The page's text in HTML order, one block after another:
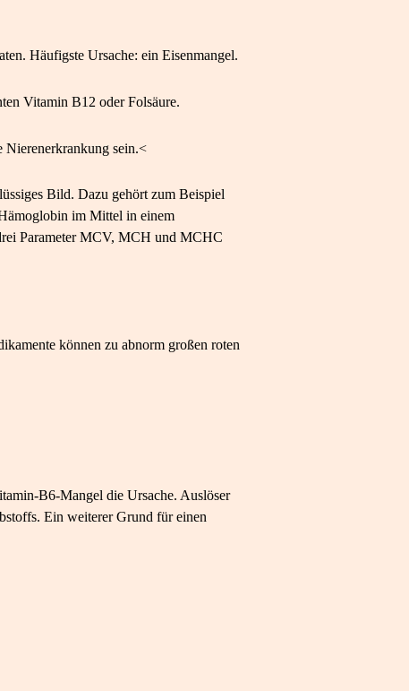
Häufigste Ursache: ein Eisenmangel.
Vitamin B12 oder Folsäure.
Nierenerkrankung sein.<
Bild. Dazu gehört zum Beispiel
im Mittel in einem
Parameter MCV, MCH und MCHC
können zu abnorm großen roten
B6-Mangel die Ursache. Auslöser
Ein weiterer Grund für einen